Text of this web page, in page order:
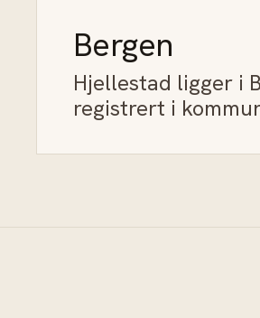
Bergen
Hjellestad ligger i
registrert i